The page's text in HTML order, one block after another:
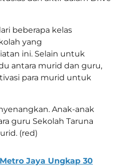
beberapa kelas
yang
ini. Selain untuk
antara murid dan guru,
para murid untuk
Anak-anak
guru Sekolah Taruna
(red)
Jaya Ungkap 30